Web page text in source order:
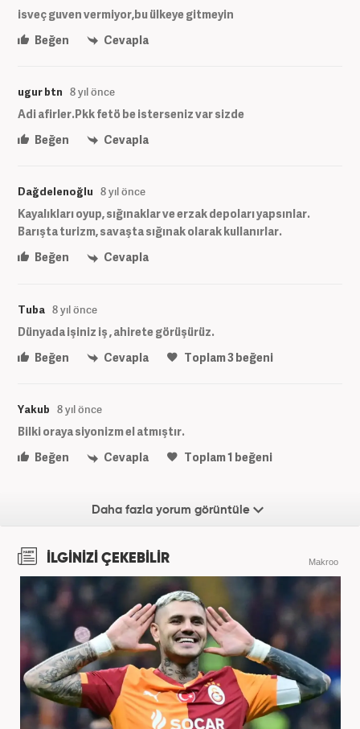
isveç guven vermiyor,bu ülkeye gitmeyin
Beğen
Cevapla
ugur btn 8 yıl önce
Adi afirler.Pkk fetö be isterseniz var sizde
Beğen
Cevapla
Dağdelenoğlu 8 yıl önce
Kayalıkları oyup, sığınaklar ve erzak depoları yapsınlar.
Barışta turizm, savaşta sığınak olarak kullanırlar.
Beğen
Cevapla
Tuba 8 yıl önce
Dünyada işiniz iş , ahirete görüşürüz.
Beğen
Cevapla Toplam3beğeni
Yakub 8 yıl önce
Bilki oraya siyonizm el atmıştır.
Beğen
Cevapla Toplam1 beğeni
Daha fazla yorum görüntüle
İLGİNİZİ ÇEKEBİLİR Makroo